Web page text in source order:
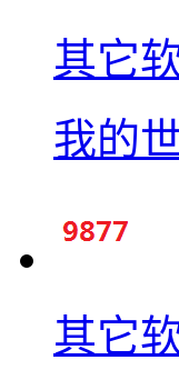
其它
我的
其它